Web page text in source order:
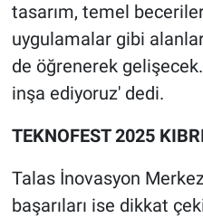
tasarım, temel
uygulamalar gibi
de öğrenerek
inşa ediyoruz' dedi.
TEKNOFEST 2025
Talas İnovasyon
başarıları ise dikkat